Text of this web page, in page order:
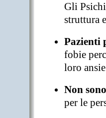
Gli
struttura
Pazienti
fobie
loro
Non
per le